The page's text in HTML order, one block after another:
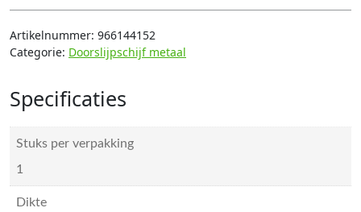
Artikelnummer: 966144152
Categorie: Doorslijpschijf metaal
Specificaties
Stuks per verpakking
1
Dikte